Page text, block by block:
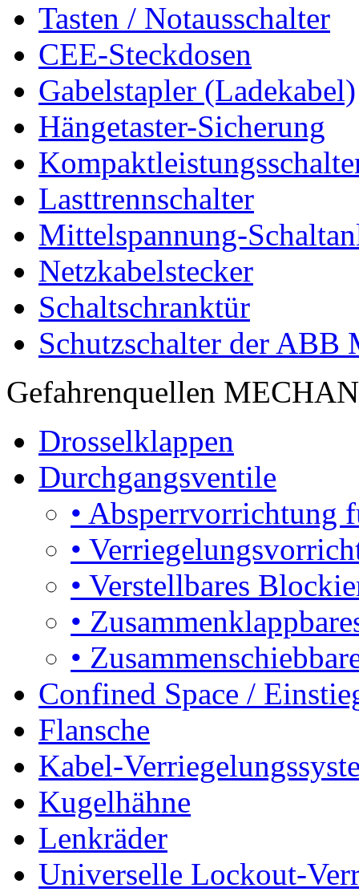
Tasten / Notausschalter
CEE-Steckdosen
Gabelstapler (Ladekabel)
Hängetaster-Sicherung
Lasttrennschalter
Mittelspannung-
Netzkabelstecker
Schaltschranktür
Schutzschalter der ABB
Gefahrenquellen
Drosselklappen
Durchgangsventile
• Absperrvorrichtung
•
• Verstellbares
•
•
Confined Space /
Flansche
Kabel-
Kugelhähne
Lenkräder
Universelle Lockout-